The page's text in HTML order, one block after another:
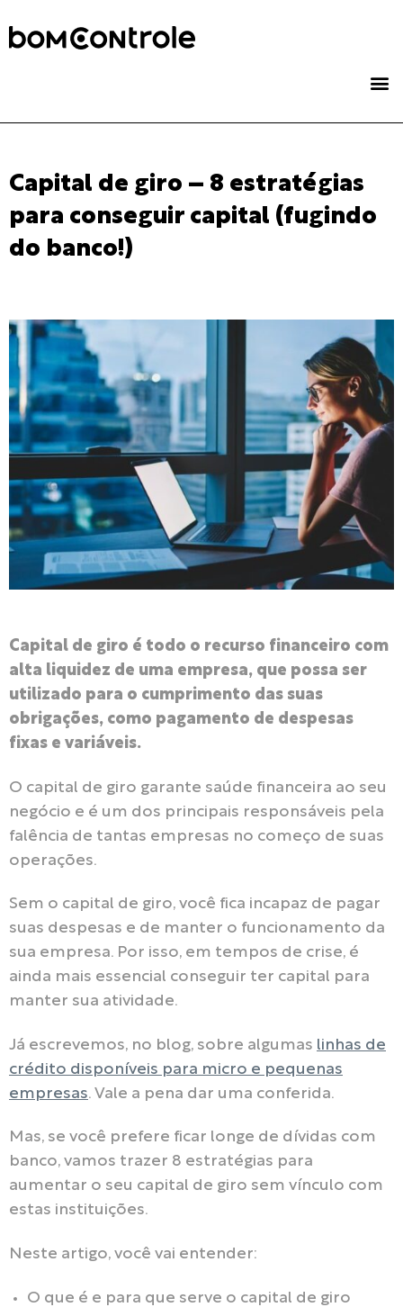
Capital de giro – 8 estratégias
para conseguir capital (fugindo
do banco!)
Capital de giro é todo o recurso financeiro com
alta liquidez de uma empresa, que possa ser
utilizado para o cumprimento das suas
obrigações, como pagamento de despesas
fixas e variáveis.
O capital de giro garante saúde financeira ao seu
negócio e é um dos principais responsáveis pela
falência de tantas empresas no começo de suas
operações.
Sem o capital de giro, você fica incapaz de pagar
suas despesas e de manter o funcionamento da
sua empresa. Por isso, em tempos de crise, é
ainda mais essencial conseguir ter capital para
manter sua atividade.
Já escrevemos, no blog, sobre algumas linhas de
crédito disponíveis para micro e pequenas
empresas. Vale a pena dar uma conferida.
Mas, se você prefere ficar longe de dívidas com
banco, vamos trazer 8 estratégias para
aumentar o seu capital de giro sem vínculo com
estas instituições.
Neste artigo, você vai entender:
O que é e para que serve o capital de giro